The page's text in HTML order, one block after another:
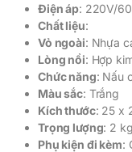
Điện áp: 220V/
Chất liệu:
Vỏ ngoài: Nhựa
Lòng nồi: Hợp
Chức năng: Nấu
Màu sắc: Trắng
Kích thước: 25 x
Trọng lượng: 2 kg
Phụ kiện đi kèm: